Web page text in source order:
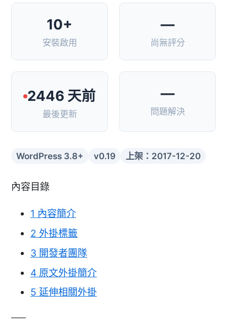
10+
安裝啟用
—
尚無評分
2446 天前
最後更新
—
問題解決
WordPress 3.8+ v0.19 上架：2017-12-20
內容目錄
1 內容簡介
2 外掛標籤
3 開發者團隊
4 原文外掛簡介
5 延伸相關外掛